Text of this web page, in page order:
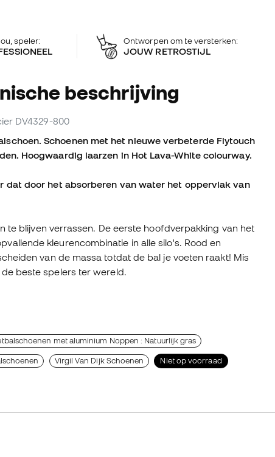
speler: Ontworpen om te versterken:
JOUW RETROSTIJL
beschrijving
DV4329-800
Schoenen met het nieuwe verbeterde Flytouch
Hoogwaardig laarzen in Hot Lava-White colourway.
dat door het absorberen van water het oppervlak van
te blijven verrassen. De eerste hoofdverpakking van het
kleurencombinatie in alle silo's. Rood en
van de massa totdat de bal je voeten raakt! Mis
beste spelers ter wereld.
met aluminium Noppen : Natuurlijk gras
Virgil Van Dijk Schoenen Niet op voorraad